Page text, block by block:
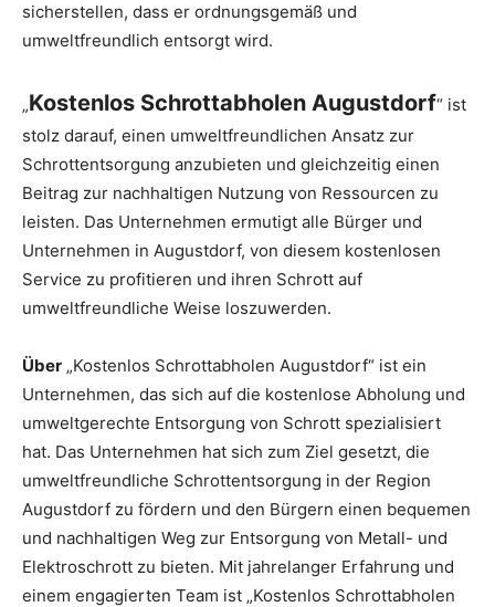
sicherstellen, dass er ordnungsgemäß und
umweltfreundlich entsorgt wird.
„Kostenlos Schrottabholen Augustdorf“ ist
stolz darauf, einen umweltfreundlichen Ansatz zur
Schrottentsorgung anzubieten und gleichzeitig einen
Beitrag zur nachhaltigen Nutzung von Ressourcen zu
leisten. Das Unternehmen ermutigt alle Bürger und
Unternehmen in Augustdorf, von diesem kostenlosen
Service zu profitieren und ihren Schrott auf
umweltfreundliche Weise loszuwerden.
Über „Kostenlos Schrottabholen Augustdorf“ ist ein
Unternehmen, das sich auf die kostenlose Abholung und
umweltgerechte Entsorgung von Schrott spezialisiert
hat. Das Unternehmen hat sich zum Ziel gesetzt, die
umweltfreundliche Schrottentsorgung in der Region
Augustdorf zu fördern und den Bürgern einen bequemen
und nachhaltigen Weg zur Entsorgung von Metall- und
Elektroschrott zu bieten. Mit jahrelanger Erfahrung und
einem engagierten Team ist „Kostenlos Schrottabholen